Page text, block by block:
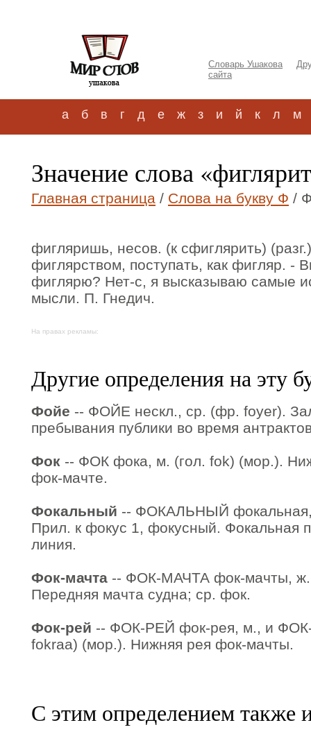
Словарь Ушакова
сайта
а б в г д е ж з и й к л м
Значение слова
Главная страница / Слова на букву Ф /
фигляришь, несов. (к сфиглярить)
фиглярством, поступать, как фигляр. -
фиглярю? Нет-с, я высказываю самые
мысли. П. Гнедич.
На правах рекламы:
Другие определения на эту
Фойе -- ФОЙЕ нескл., ср. (фр. foyer).
пребывания публики во время
Фок -- ФОК фока, м. (гол. fok) (мор.).
фок-мачте.
Фокальный -- ФОКАЛЬНЫЙ фокальная,
Прил. к фокус 1, фокусный. Фокальная
линия.
Фок-мачта -- ФОК-МАЧТА фок-мачты, ж.
Передняя мачта судна; ср. фок.
Фок-рей -- ФОК-РЕЙ фок-рея, м., и
fokraa) (мор.). Нижняя рея фок-мачты.
С этим определением также